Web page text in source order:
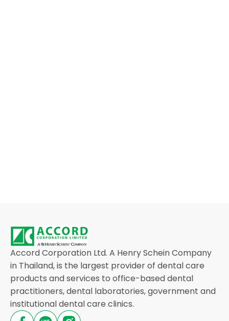
Accord Corporation Ltd. A Henry Schein Company
in Thailand, is the largest provider of dental care
products and services to office-based dental
practitioners, dental laboratories, government and
institutional dental care clinics.